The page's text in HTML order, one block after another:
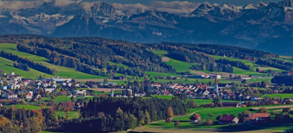
Trouvez des projets et des organisations
DE FR IT